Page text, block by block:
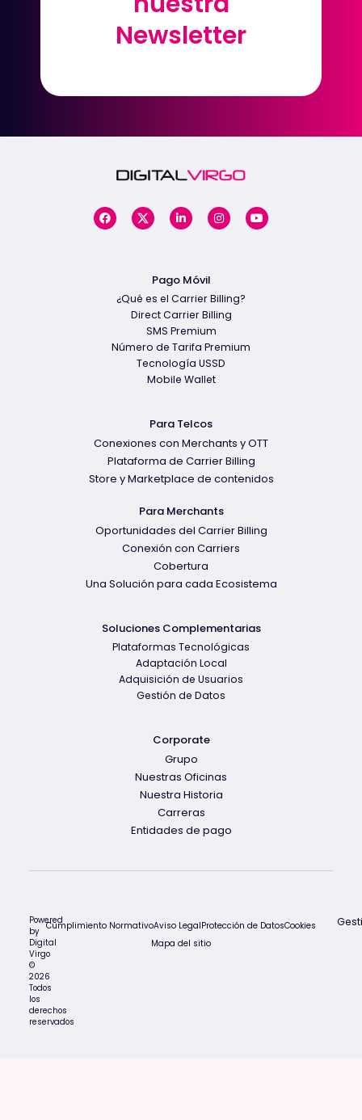
Newsletter
Newsletter
Pago Móvil
¿Qué es el Carrier Billing?
Direct Carrier Billing
SMS Premium
Número de Tarifa Premium
Tecnología USSD
Mobile Wallet
Para Telcos
Conexiones con Merchants y OTT
Plataforma de Carrier Billing
Store y Marketplace de contenidos
Para Merchants
Oportunidades del Carrier Billing
Conexión con Carriers
Cobertura
Una Solución para cada Ecosistema
Soluciones Complementarias
Plataformas Tecnológicas
Adaptación Local
Adquisición de Usuarios
Gestión de Datos
Corporate
Grupo
Nuestras Oficinas
Nuestra Historia
Carreras
Entidades de pago
Powered
by
Digital
Virgo
©
2026
Todos
los
derechos
reservados
Cumplimiento NormativoAviso LegalProtección de DatosCookies
Mapa del sitio